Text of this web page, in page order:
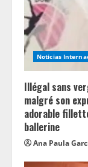
d
i
n
g
Noticias
Illégal sans
malgré son
adorable
ballerine
Ana Paula